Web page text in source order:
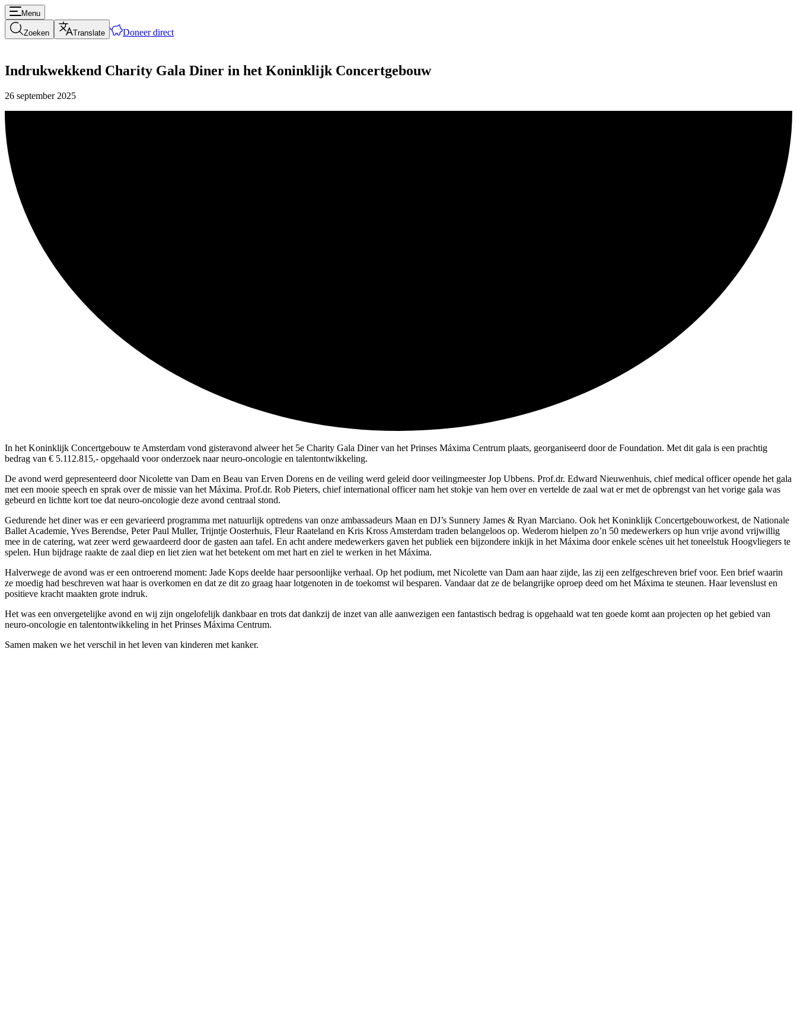
Menu
Zoeken Translate Doneer direct
Indrukwekkend Charity Gala Diner in het Koninklijk Concertgebouw
26 september 2025
In het Koninklijk Concertgebouw te Amsterdam vond gisteravond alweer het 5e Charity Gala Diner van het Prinses Máxima Centrum plaats, georganiseerd door de Foundation. Met dit gala is een prachtig
bedrag van € 5.112.815,- opgehaald voor onderzoek naar neuro-oncologie en talentontwikkeling.
De avond werd gepresenteerd door Nicolette van Dam en Beau van Erven Dorens en de veiling werd geleid door veilingmeester Jop Ubbens. Prof.dr. Edward Nieuwenhuis, chief medical officer opende het gala
met een mooie speech en sprak over de missie van het Máxima. Prof.dr. Rob Pieters, chief international officer nam het stokje van hem over en vertelde de zaal wat er met de opbrengst van het vorige gala was
gebeurd en lichtte kort toe dat neuro-oncologie deze avond centraal stond.
Gedurende het diner was er een gevarieerd programma met natuurlijk optredens van onze ambassadeurs Maan en DJ’s Sunnery James & Ryan Marciano. Ook het Koninklijk Concertgebouworkest, de Nationale
Ballet Academie, Yves Berendse, Peter Paul Muller, Trijntje Oosterhuis, Fleur Raateland en Kris Kross Amsterdam traden belangeloos op. Wederom hielpen zo’n 50 medewerkers op hun vrije avond vrijwillig
mee in de catering, wat zeer werd gewaardeerd door de gasten aan tafel. En acht andere medewerkers gaven het publiek een bijzondere inkijk in het Máxima door enkele scènes uit het toneelstuk Hoogvliegers te
spelen. Hun bijdrage raakte de zaal diep en liet zien wat het betekent om met hart en ziel te werken in het Máxima.
Halverwege de avond was er een ontroerend moment: Jade Kops deelde haar persoonlijke verhaal. Op het podium, met Nicolette van Dam aan haar zijde, las zij een zelfgeschreven brief voor. Een brief waarin
ze moedig had beschreven wat haar is overkomen en dat ze dit zo graag haar lotgenoten in de toekomst wil besparen. Vandaar dat ze de belangrijke oproep deed om het Máxima te steunen. Haar levenslust en
positieve kracht maakten grote indruk.
Het was een onvergetelijke avond en wij zijn ongelofelijk dankbaar en trots dat dankzij de inzet van alle aanwezigen een fantastisch bedrag is opgehaald wat ten goede komt aan projecten op het gebied van
neuro-oncologie en talentontwikkeling in het Prinses Máxima Centrum.
Samen maken we het verschil in het leven van kinderen met kanker.